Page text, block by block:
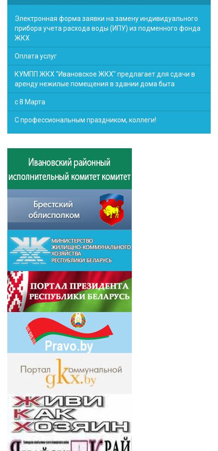
Электронная форма заявки на замену индивидуального
прибора учета расхода воды (ИПУ) из подменного фонда
ЖКХ
Оплата услуг
КУМПП ЖКХ "Ивановское ЖКХ" предлагает для сдачи в
аренду нежилые помещения в здании дома быта
с 8 Марта
С профессиональным праздником, коллеги!